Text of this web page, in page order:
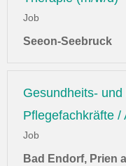
Job
Seeon-Seebruck
Gesundheits-
Pflegefachkräfte /
Job
Bad Endorf, Prien